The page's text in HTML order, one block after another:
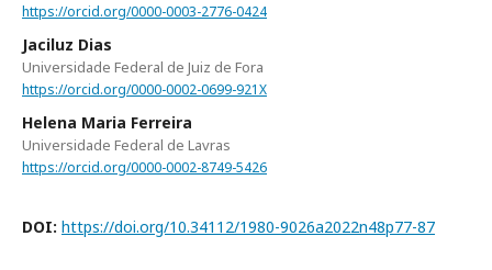
https://orcid.org/0000-0003-2776-0424
Jaciluz Dias
Universidade Federal de Juiz de Fora
https://orcid.org/0000-0002-0699-921X
Helena Maria Ferreira
Universidade Federal de Lavras
https://orcid.org/0000-0002-8749-5426
DOI: https://doi.org/10.34112/1980-9026a2022n48p77-87